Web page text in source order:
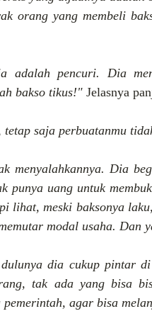
orang yang membeli
adalah pencuri. Dia
bakso tikus!" Jelasnya
tetap saja perbuatanmu
menyalahkannya. Dia
punya uang untuk
lihat, meski baksonya
modal usaha. Dan
dia cukup pintar
tak ada yang bisa
pemerintah, agar bisa